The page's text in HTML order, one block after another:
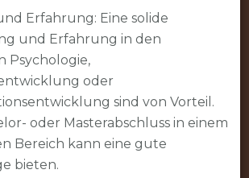
Erfahrung: Eine solide
und Erfahrung in den
Psychologie,
oder
sind von Vorteil.
oder Masterabschluss in einem
Bereich kann eine gute
bieten.